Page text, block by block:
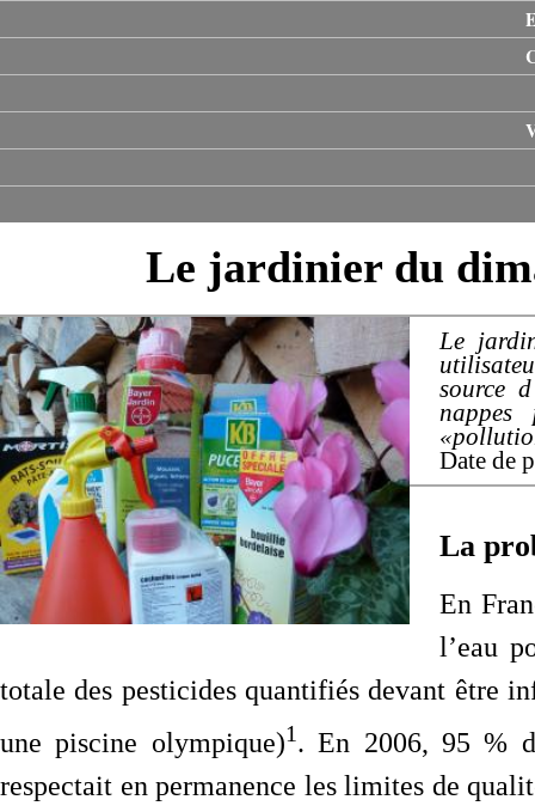
Le jardinier du
Le
source
nappes
Date de
La
En
l’eau
totale des pesticides quantifiés devant être
une piscine olympique)1. En 2006, 95 %
respectait en permanence les limites de